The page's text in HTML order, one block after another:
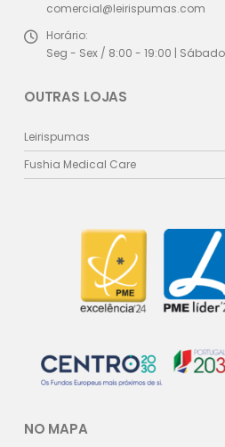
comercial@leirispumas.com
Horário:
Seg - Sex / 8:00 - 19:00 |
OUTRAS LOJAS
Leirispumas
Fushia Medical Care
NO MAPA